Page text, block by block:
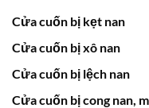
Cửa cuốn bị kẹt nan
Cửa cuốn bị xô nan
Cửa cuốn bị lệch nan
Cửa cuốn bị cong nan,